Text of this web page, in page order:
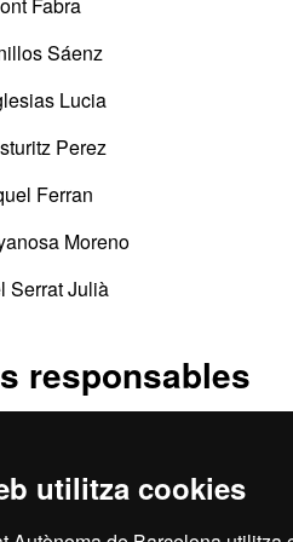
utilitza cookies
Sáenz
Lucia
Perez
Ferran
Moreno
Serrat Julià
responsables